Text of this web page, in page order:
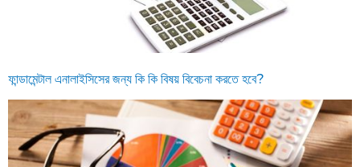
ফান্ডামেন্টাল এনালাইসিসের জন্য কি কি বিষয় বিবেচনা করতে হবে?